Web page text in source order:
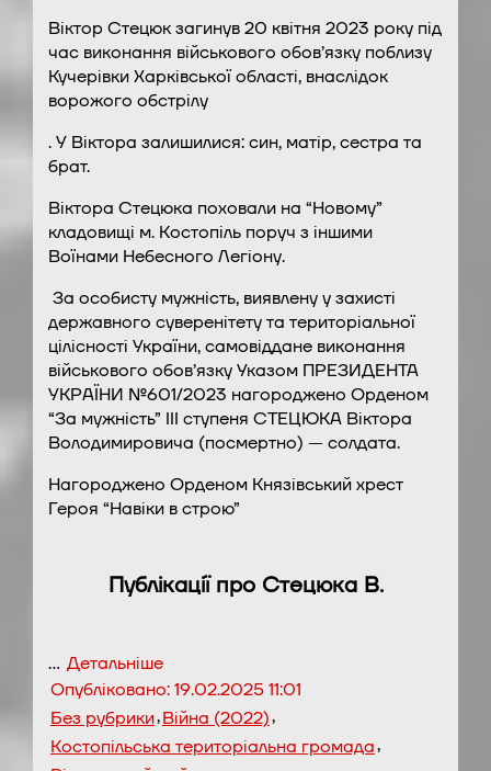
Віктор Стецюк загинув 20 квітня 2023 року під
час виконання військового обов’язку поблизу
Кучерівки Харківської області, внаслідок
ворожого обстрілу
. У Віктора залишилися: син, матір, сестра та
брат.
Віктора Стецюка поховали на “Новому”
кладовищі м. Костопіль поруч з іншими
Воїнами Небесного Легіону.
За особисту мужність, виявлену у захисті
державного суверенітету та територіальної
цілісності України, самовіддане виконання
військового обов’язку Указом ПРЕЗИДЕНТА
УКРАЇНИ №601/2023 нагороджено Орденом
“За мужність” ІІІ ступеня СТЕЦЮКА Віктора
Володимировича (посмертно) — солдата.
Нагороджено Орденом Князівський хрест
Героя “Навіки в строю”
Публікації про Стецюка В.
… Детальніше
Опубліковано:19.02.2025 11:01
Без рубрики,Війна (2022),
Костопільська територіальна громада,